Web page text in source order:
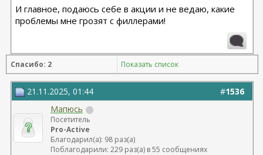
И главное, подаюсь себе в акции и не ведаю, какие
проблемы мне грозят с филлерами!
Спасибо: 2 Показать список
#1536
21.11.2025, 01:44
Мапюсь
Посетитель
Pro-Active
Благодарил(а): 98 раз(а)
Поблагодарили: 229 раз(а) в 55 сообщениях